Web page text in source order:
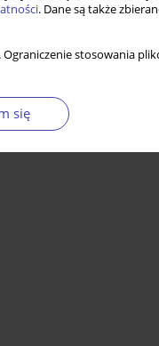
. Dane są także
stosowania
się